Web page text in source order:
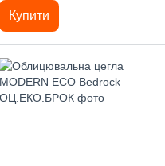
Купити